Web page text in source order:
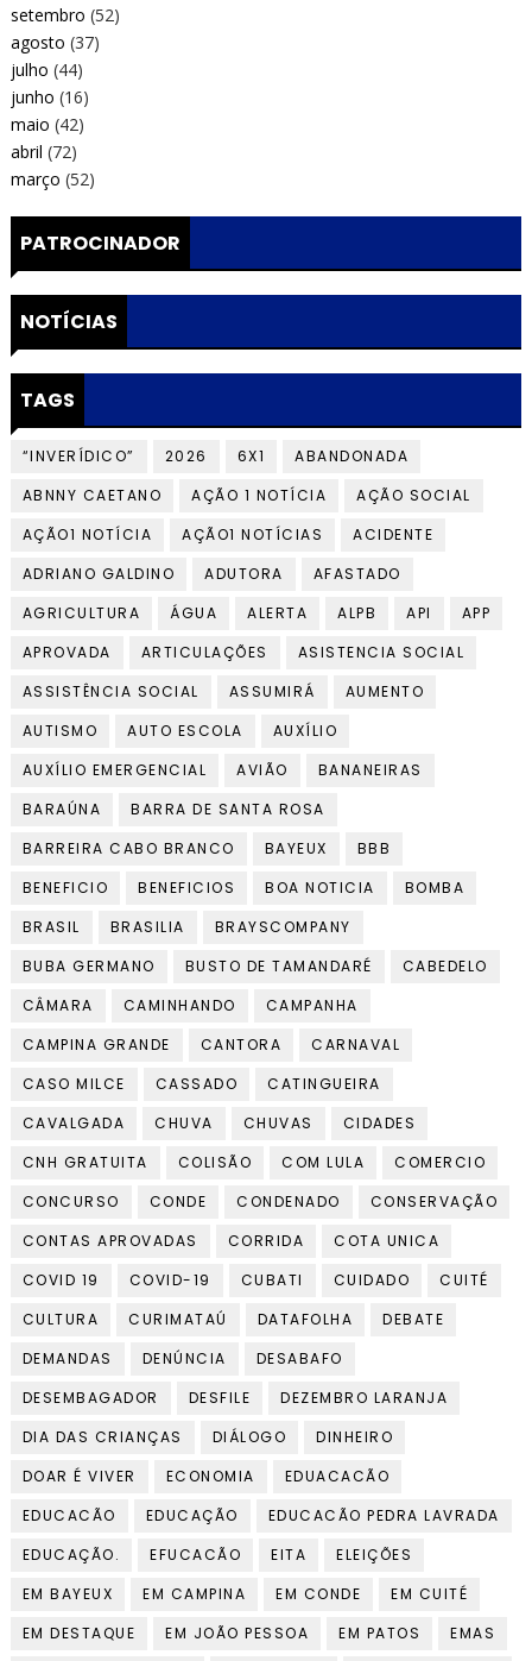
setembro (52)
agosto (37)
julho (44)
junho (16)
maio (42)
abril (72)
março (52)
PATROCINADOR
NOTÍCIAS
TAGS
“INVERÍDICO” 2026 6X1
ABANDONADA
ABNNY CAETANO
AÇÃO 1 NOTÍCIA
AÇÃO SOCIAL
AÇÃO1 NOTÍCIA
AÇÃO1 NOTÍCIAS
ACIDENTE
ADRIANO GALDINO
ADUTORA
AFASTADO
AGRICULTURA
ÁGUA ALERTA ALPB API
APP
APROVADA
ARTICULAÇÕES
ASISTENCIA SOCIAL
ASSISTÊNCIA SOCIAL
ASSUMIRÁ
AUMENTO
AUTISMO
AUTO ESCOLA
AUXÍLIO
AUXÍLIO EMERGENCIAL
AVIÃO
BANANEIRAS
BARAÚNA
BARRA DE SANTA ROSA
BARREIRA CABO BRANCO
BAYEUX
BBB
BENEFICIO
BENEFICIOS BOA NOTICIA
BOMBA
BRASIL
BRASILIA
BRAYSCOMPANY
BUBA GERMANO
BUSTO DE TAMANDARÉ
CABEDELO
CÂMARA
CAMINHANDO
CAMPANHA
CAMPINA GRANDE
CANTORA
CARNAVAL
CASO MILCE
CASSADO
CATINGUEIRA
CAVALGADA
CHUVA CHUVAS
CIDADES
CNH GRATUITA
COLISÃO COM LULA
COMERCIO
CONCURSO
CONDE CONDENADO
CONSERVAÇÃO
CONTAS APROVADAS
CORRIDA
COTA UNICA
COVID 19
COVID-19 CUBATI CUIDADO
CUITÉ
CULTURA
CURIMATAÚ DATAFOLHA
DEBATE
DEMANDAS
DENÚNCIA
DESABAFO
DESEMBAGADOR
DESFILE
DEZEMBRO LARANJA
DIA DAS CRIANÇAS
DIÁLOGO
DINHEIRO
DOAR É VIVER
ECONOMIA
EDUACACÃO
EDUCACÃO
EDUCAÇÃO
EDUCACÃO PEDRA LAVRADA
EDUCAÇÃO.
EFUCACÃO EITA
ELEIÇÕES
EM BAYEUX
EM CAMPINA EM CONDE
EM CUITÉ
EM DESTAQUE
EM JOÃO PESSOA EM PATOS
EMAS